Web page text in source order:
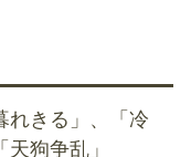
れきる」、「冷
狗争乱」